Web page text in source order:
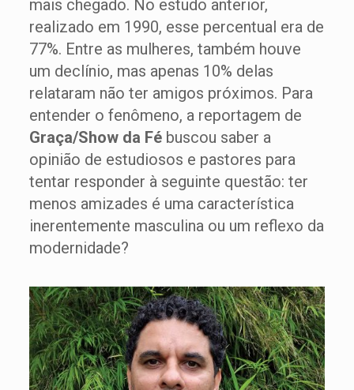
mais chegado. No estudo anterior,
realizado em 1990, esse percentual era de
77%. Entre as mulheres, também houve
um declínio, mas apenas 10% delas
relataram não ter amigos próximos. Para
entender o fenômeno, a reportagem de
Graça/Show da Fé buscou saber a
opinião de estudiosos e pastores para
tentar responder à seguinte questão: ter
menos amizades é uma característica
inerentemente masculina ou um reflexo da
modernidade?